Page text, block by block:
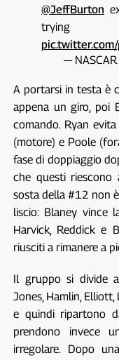
@JeffBurton
trying
— NASCAR
A portarsi in testa è
appena un giro, poi
comando. Ryan
(motore) e Poole
fase di doppiaggio
che questi
sosta della #12 non
liscio: Blaney vince
Harvick, Reddick e
riusciti a rimanere a
Il gruppo si divide
Jones, Hamlin,
e quindi ripartono
prendono invece
irregolare. Dopo